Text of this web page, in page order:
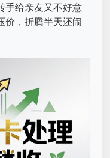
手给亲友又不好意
价，折腾半天还闹